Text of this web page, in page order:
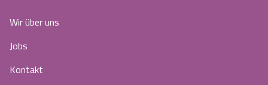
Wir über uns
Jobs
Kontakt